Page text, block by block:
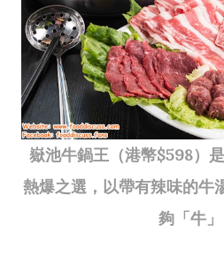
嶽池牛鍋王（港幣$598）
熱爆之選，以帶有辣味的牛
夠「牛」